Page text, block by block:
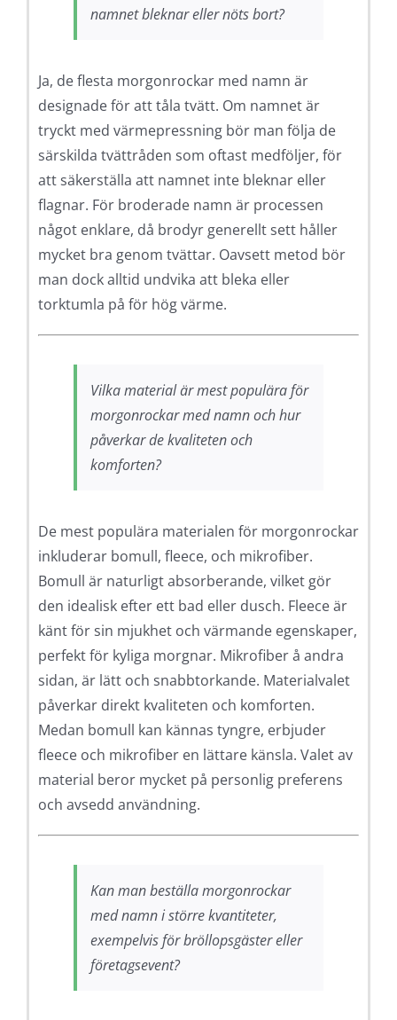
namnet bleknar eller nöts bort?
Ja, de flesta morgonrockar med namn är
designade för att tåla tvätt. Om namnet är
tryckt med värmepressning bör man följa de
särskilda tvättråden som oftast medföljer, för
att säkerställa att namnet inte bleknar eller
flagnar. För broderade namn är processen
något enklare, då brodyr generellt sett håller
mycket bra genom tvättar. Oavsett metod bör
man dock alltid undvika att bleka eller
torktumla på för hög värme.
Vilka material är mest populära för
morgonrockar med namn och hur
påverkar de kvaliteten och
komforten?
De mest populära materialen för morgonrockar
inkluderar bomull, fleece, och mikrofiber.
Bomull är naturligt absorberande, vilket gör
den idealisk efter ett bad eller dusch. Fleece är
känt för sin mjukhet och värmande egenskaper,
perfekt för kyliga morgnar. Mikrofiber å andra
sidan, är lätt och snabbtorkande. Materialvalet
påverkar direkt kvaliteten och komforten.
Medan bomull kan kännas tyngre, erbjuder
fleece och mikrofiber en lättare känsla. Valet av
material beror mycket på personlig preferens
och avsedd användning.
Kan man beställa morgonrockar
med namn i större kvantiteter,
exempelvis för bröllopsgäster eller
företagsevent?